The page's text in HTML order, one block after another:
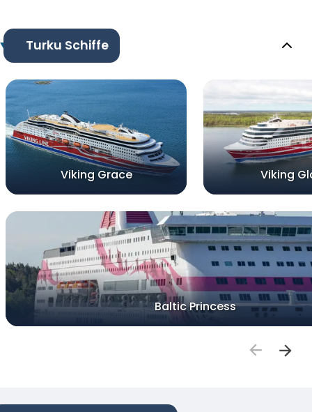
Turku Schiffe
Viking Grace Viking
Baltic Princess